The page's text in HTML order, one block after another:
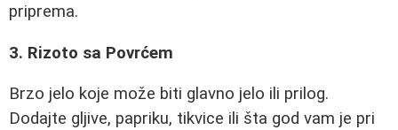
priprema.
3. Rizoto sa Povrćem
Brzo jelo koje može biti glavno jelo ili prilog.
Dodajte gljive, papriku, tikvice ili šta god vam je pri